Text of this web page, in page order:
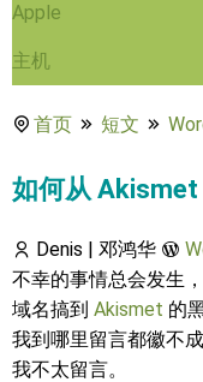
Apple
主机
首页 短文
如何从
Denis | 邓鸿华
不幸的事情总会发生
域名搞到 Akismet 的
我到哪里留言都徽不
我不太留言。